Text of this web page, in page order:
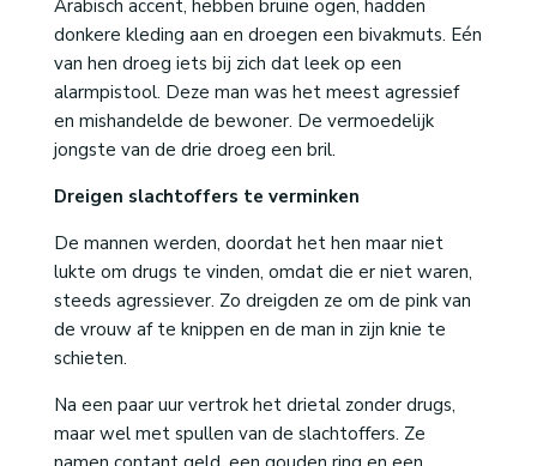
Arabisch accent, hebben bruine ogen, hadden
donkere kleding aan en droegen een bivakmuts. Eén
van hen droeg iets bij zich dat leek op een
alarmpistool. Deze man was het meest agressief
en mishandelde de bewoner. De vermoedelijk
jongste van de drie droeg een bril.
Dreigen slachtoffers te verminken
De mannen werden, doordat het hen maar niet
lukte om drugs te vinden, omdat die er niet waren,
steeds agressiever. Zo dreigden ze om de pink van
de vrouw af te knippen en de man in zijn knie te
schieten.
Na een paar uur vertrok het drietal zonder drugs,
maar wel met spullen van de slachtoffers. Ze